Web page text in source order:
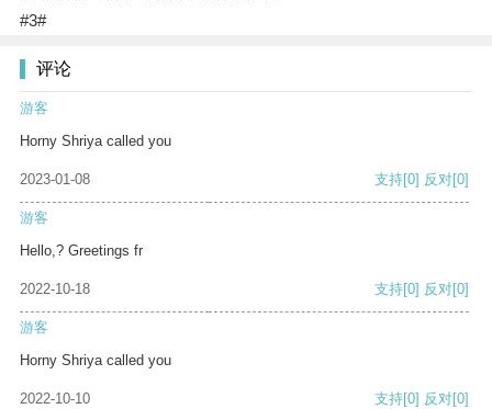
#3#
评论
游客
Horny Shriya called you
2023-01-08 支持[0] 反对[0]
游客
Hello,? Greetings fr
2022-10-18 支持[0] 反对[0]
游客
Horny Shriya called you
2022-10-10 支持[0] 反对[0]